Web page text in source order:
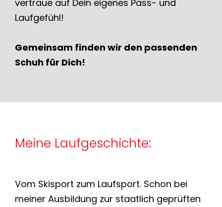
vertraue auf Dein eigenes Pass- und
Laufgefühl!
Gemeinsam finden wir den passenden
Schuh für Dich!
Meine Laufgeschichte:
Vom Skisport zum Laufsport. Schon bei
meiner Ausbildung zur staatlich geprüften